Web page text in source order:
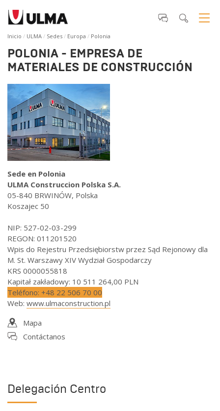
Inicio ULMA Sedes Europa Polonia
POLONIA - EMPRESA DE
MATERIALES DE CONSTRUCCIÓN
Sede en Polonia
ULMA Construccion Polska S.A.
05-840 BRWINÓW, Polska
Koszajec 50
NIP: 527-02-03-299
REGON: 011201520
Wpis do Rejestru Przedsiębiorstw przez Sąd Rejonowy dla
M. St. Warszawy XIV Wydział Gospodarczy
KRS 0000055818
Kapitał zakładowy: 10 511 264,00 PLN
Teléfono: +48 22 506 70 00
Web: www.ulmaconstruction.pl
Mapa
Contáctanos
Delegación Centro